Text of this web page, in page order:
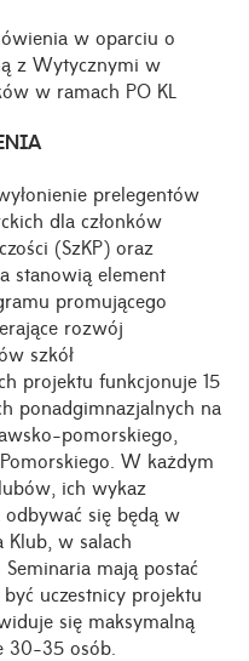
w oparciu o
z Wytycznymi w
w ramach PO KL
prelegentów
dla członków
(SzKP) oraz
stanowią element
promującego
rozwój
szkół
projektu funkcjonuje 15
ponadgimnazjalnych na
pomorskiego,
W każdym
ich wykaz
się będą w
Klub, w salach
mają postać
uczestnicy projektu
się maksymalną
30-35 osób.